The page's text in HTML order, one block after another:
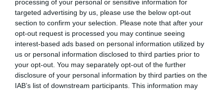
processing of your personal or sensitive information for
targeted advertising by us, please use the below opt-out
section to confirm your selection. Please note that after your
opt-out request is processed you may continue seeing
interest-based ads based on personal information utilized by
us or personal information disclosed to third parties prior to
your opt-out. You may separately opt-out of the further
disclosure of your personal information by third parties on the
IAB’s list of downstream participants. This information may